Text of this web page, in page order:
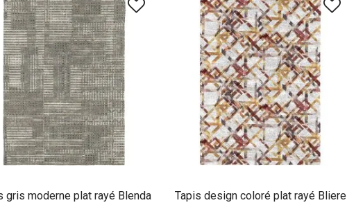
gris moderne plat rayé Blenda Tapis design coloré plat rayé Bliere